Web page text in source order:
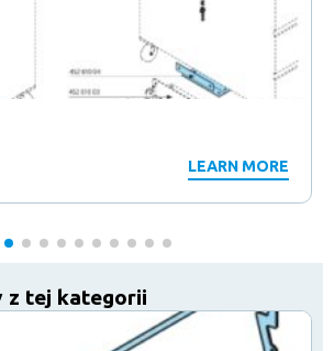
LEARN MORE
z tej kategorii